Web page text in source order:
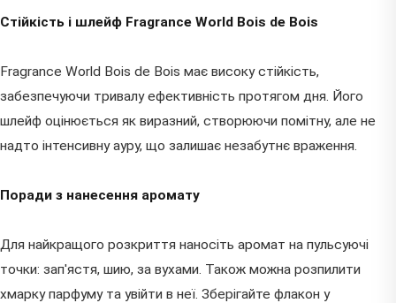
Стійкість і шлейф Fragrance World Bois de Bois
Fragrance World Bois de Bois має високу стійкість,
забезпечуючи тривалу ефективність протягом дня. Його
шлейф оцінюється як виразний, створюючи помітну, але не
надто інтенсивну ауру, що залишає незабутнє враження.
Поради з нанесення аромату
Для найкращого розкриття наносіть аромат на пульсуючі
точки: зап'ястя, шию, за вухами. Також можна розпилити
хмарку парфуму та увійти в неї. Зберігайте флакон у